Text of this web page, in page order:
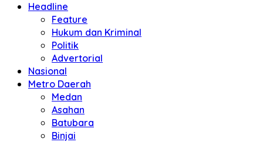
Headline
Feature
Hukum dan Kriminal
Politik
Advertorial
Nasional
Metro Daerah
Medan
Asahan
Batubara
Binjai